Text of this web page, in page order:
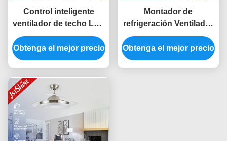
Control inteligente
ventilador de techo LED
sin cuchillas estilo
moderno motor DC luz
LED atenuable
Obtenga el mejor precio
Montador de
refrigeración Ventilador
de techo moderno sin
cuchillas 3 color luz
LED Motor silencioso
Obtenga el mejor precio